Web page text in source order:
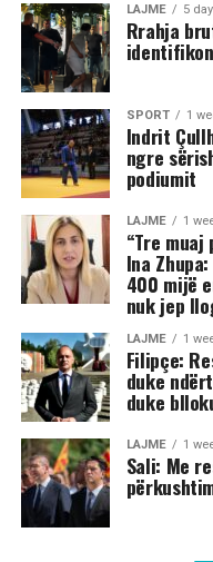
LAJME 5
Rrahja
SPORT 1
Indrit
ngre
podiumit
LAJME 1
“Tre
Ina
400 mijë
nuk jep
LAJME 1
Filipçe:
duke
duke
LAJME 1
Sali: Me